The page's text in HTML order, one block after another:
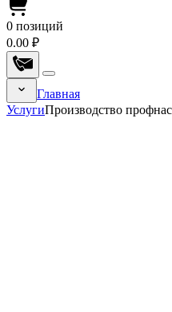
0 позиций
0.00 ₽
Главная
УслугиПроизводство